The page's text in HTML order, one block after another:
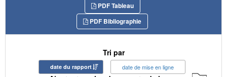
PDF Tableau
PDF Bibliographie
Tri par
date du rapport date de mise en ligne